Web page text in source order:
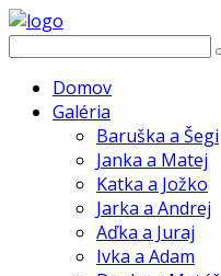
Domov
Galéria
Baruška a Šegi
Janka a Matej
Katka a Jožko
Jarka a Andrej
Aďka a Juraj
Ivka a Adam